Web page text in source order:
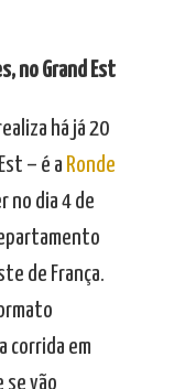
no Grand Est
há já 20
– é a Ronde
no dia 4 de
de França.
corrida em
vão